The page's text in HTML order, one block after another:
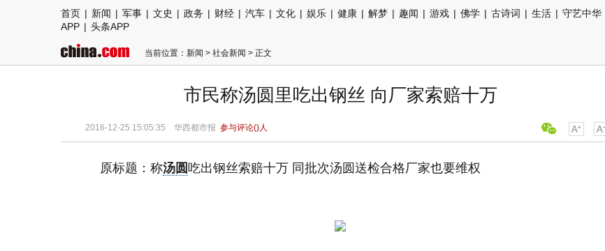
首页 | 新闻 | 军事 | 文史 | 政务 | 财经 | 汽车 | 文化 | 娱乐 | 健康 | 解梦 | 趣闻 | 游戏 | 佛学 | 古诗词 | 生活 | 守艺中华
APP | 头条APP
当前位置： 新闻 > 社会新闻 > 正文
市民称汤圆里吃出钢丝 向厂家索赔十万
2016-12-25 15:05:35 华西都市报 参与评论()人
原标题：称汤圆吃出钢丝索赔十万 同批次汤圆送检合格厂家也要维权